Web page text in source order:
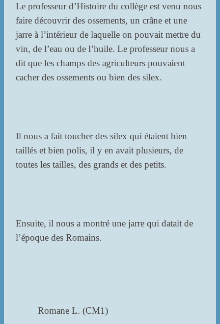
Le professeur d’Histoire du collège est venu nous
faire découvrir des ossements, un crâne et une
jarre à l’intérieur de laquelle on pouvait mettre du
vin, de l’eau ou de l’huile. Le professeur nous a
dit que les champs des agriculteurs pouvaient
cacher des ossements ou bien des silex.
Il nous a fait toucher des silex qui étaient bien
taillés et bien polis, il y en avait plusieurs, de
toutes les tailles, des grands et des petits.
Ensuite, il nous a montré une jarre qui datait de
l’époque des Romains.
Romane L. (CM1)